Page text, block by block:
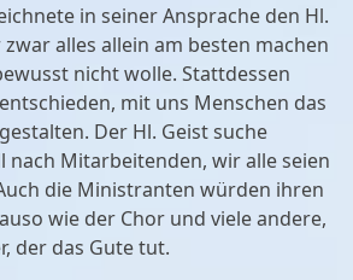
in seiner Ansprache den Hl.
alles allein am besten machen
nicht wolle. Stattdessen
mit uns Menschen das
Der Hl. Geist suche
nach Mitarbeitenden, wir alle seien
die Ministranten würden ihren
wie der Chor und viele andere,
der das Gute tut.